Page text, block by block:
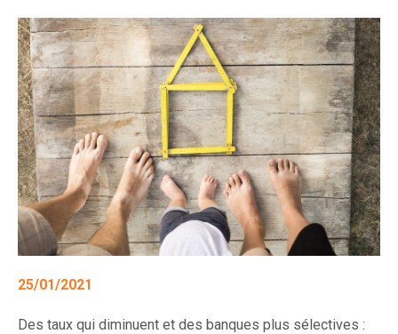
25/01/2021
Des taux qui diminuent et des banques plus sélectives :